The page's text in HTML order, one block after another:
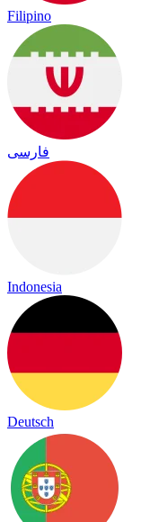
Filipino
فارسی
Indonesia
Deutsch